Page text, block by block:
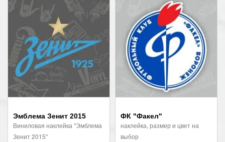
Эмблема Зенит 2015
Виниловая наклейка "Эмблема
Зенит 2015"
ФК "Факел"
наклейка, размер и цвет на
выбор